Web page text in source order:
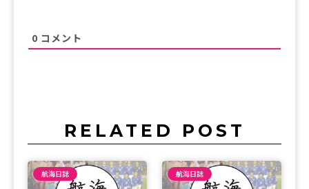
0 コメント
RELATED POST
航海日誌 航海日誌